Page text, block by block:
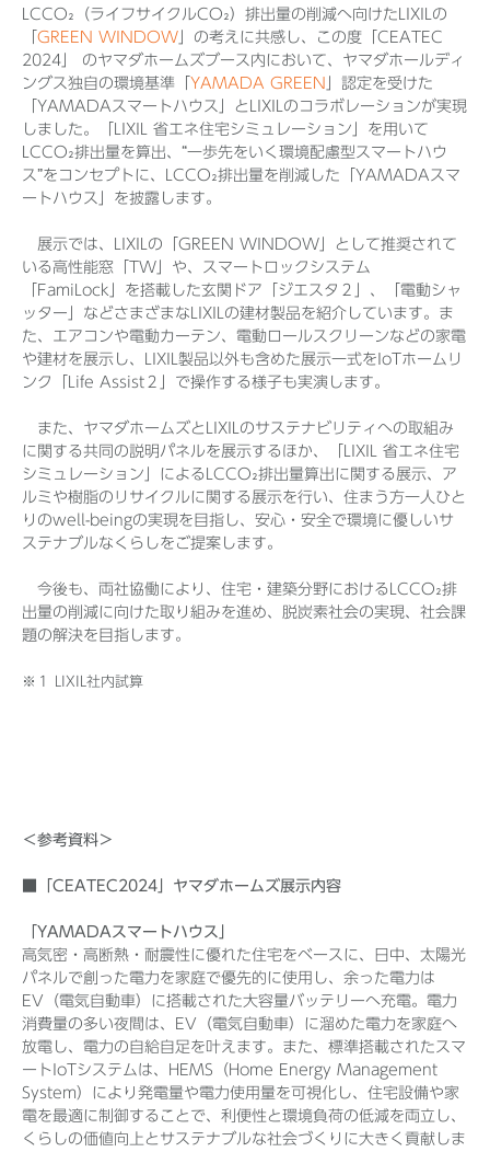
LCCO₂（ライフサイクルCO₂）排出量の削減へ向けたLIXILの
GREEN WINDOW 」の考えに共感し、この度「CEATEC
2024」 のヤマダホームズブース内において、ヤマダホールディ
ングス独自の環境基準「 YAMADA GREEN
」認定を受けた
「YAMADAスマートハウス」とLIXILのコラボレーションが実現
しました。「LIXIL 省エネ住宅シミュレーション」を用いて
LCCO₂排出量を算出、“一歩先をいく環境配慮型スマートハウ
ス”をコンセプトに、LCCO₂排出量を削減した「YAMADAスマ
ートハウス」を披露します。
展示では、LIXILの「GREEN WINDOW」として推奨されて
いる高性能窓「TW」や、スマートロックシステム
「FamiLock」を搭載した玄関ドア「ジエスタ２」、「電動シャ
ッター」などさまざまなLIXILの建材製品を紹介しています。ま
た、エアコンや電動カーテン、電動ロールスクリーンなどの家電
や建材を展示し、LIXIL製品以外も含めた展示一式をIoTホームリ
ンク「Life Assist２」で操作する様子も実演します。
また、ヤマダホームズとLIXILのサステナビリティへの取組み
に関する共同の説明パネルを展示するほか、「LIXIL 省エネ住宅
シミュレーション」によるLCCO₂排出量算出に関する展示、ア
ルミや樹脂のリサイクルに関する展示を行い、住まう方一人ひと
りのwell-beingの実現を目指し、安心・安全で環境に優しいサ
ステナブルなくらしをご提案します。
今後も、両社協働により、住宅・建築分野におけるLCCO₂排
出量の削減に向けた取り組みを進め、脱炭素社会の実現、社会課
題の解決を目指します。
※１ LIXIL社内試算
＜参考資料＞
■「CEATEC2024」ヤマダホームズ展示内容
「YAMADAスマートハウス」
高気密・高断熱・耐震性に優れた住宅をベースに、日中、太陽光
パネルで創った電力を家庭で優先的に使用し、余った電力は
EV（電気自動車）に搭載された大容量バッテリーへ充電。電力
消費量の多い夜間は、EV（電気自動車）に溜めた電力を家庭へ
放電し、電力の自給自足を叶えます。また、標準搭載されたスマ
ートIoTシステムは、HEMS（Home Energy Management
System）により発電量や電力使用量を可視化し、住宅設備や家
電を最適に制御することで、利便性と環境負荷の低減を両立し、
くらしの価値向上とサステナブルな社会づくりに大きく貢献しま